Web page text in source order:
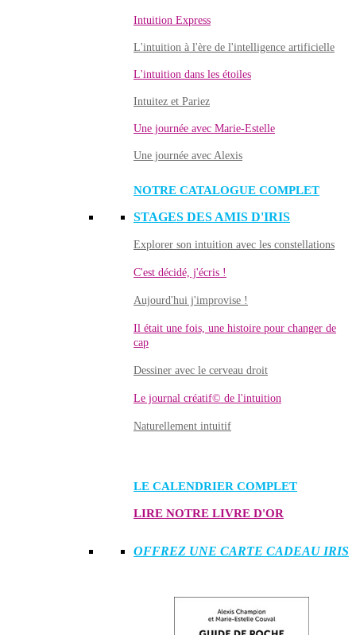
Intuition Express
L'intuition à l'ère de l'intelligence artificielle
L'intuition dans les étoiles
Intuitez et Pariez
Une journée avec Marie-Estelle
Une journée avec Alexis
NOTRE CATALOGUE COMPLET
STAGES DES AMIS D'IRIS
Explorer son intuition avec les constellations
C'est décidé, j'écris !
Aujourd'hui j'improvise !
Il était une fois, une histoire pour changer de
cap
Dessiner avec le cerveau droit
Le journal créatif© de l'intuition
Naturellement intuitif
LE CALENDRIER COMPLET
LIRE NOTRE LIVRE D'OR
OFFREZ UNE CARTE CADEAU IRIS